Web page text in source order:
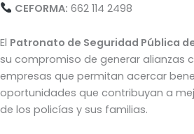
CEFORMA: 662 114 2498
El Patronato de Seguridad Pública
su compromiso de generar alianzas
empresas que permitan acercar
oportunidades que contribuyan a
de los policías y sus familias.